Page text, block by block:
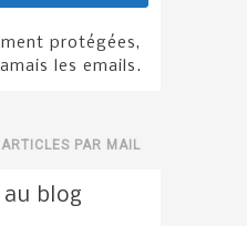
protégées,
les emails.
PAR MAIL
blog